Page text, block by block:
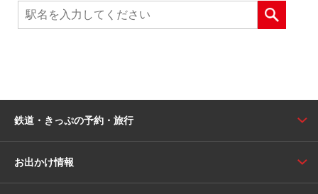
鉄道・きっぷの予約・旅行
お出かけ情報